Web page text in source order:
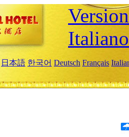
Italiano
日本語 한국어 Deutsch Français